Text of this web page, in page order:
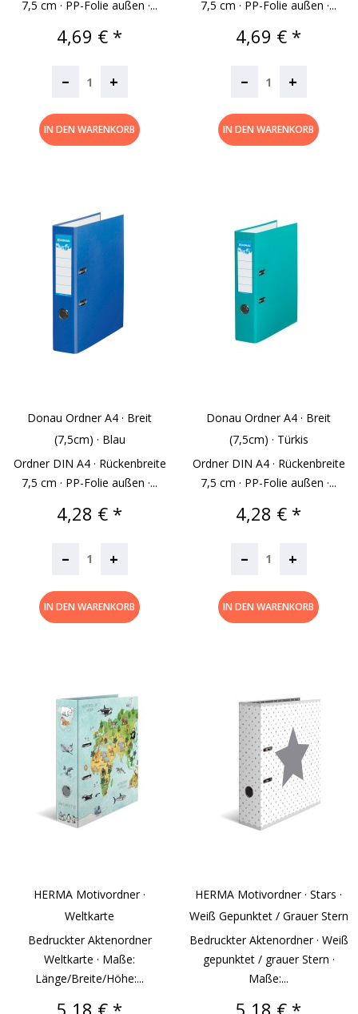
7,5 cm · PP-Folie außen ·...
Preis
4,69 € *
– +
IN DEN WARENKORB
7,5 cm · PP-Folie außen ·...
Preis
4,69 € *
– +
IN DEN WARENKORB
Donau Ordner A4 · Breit
(7,5cm) · Blau
Ordner DIN A4 · Rückenbreite
7,5 cm · PP-Folie außen ·...
Preis
4,28 € *
– +
IN DEN WARENKORB
Donau Ordner A4 · Breit
(7,5cm) · Türkis
Ordner DIN A4 · Rückenbreite
7,5 cm · PP-Folie außen ·...
Preis
4,28 € *
– +
IN DEN WARENKORB
HERMA Motivordner ·
Weltkarte
Bedruckter Aktenordner
Weltkarte · Maße:
Länge/Breite/Höhe:...
Preis
HERMA Motivordner · Stars ·
Weiß Gepunktet / Grauer Stern
Bedruckter Aktenordner · Weiß
gepunktet / grauer Stern ·
Maße:...
Preis